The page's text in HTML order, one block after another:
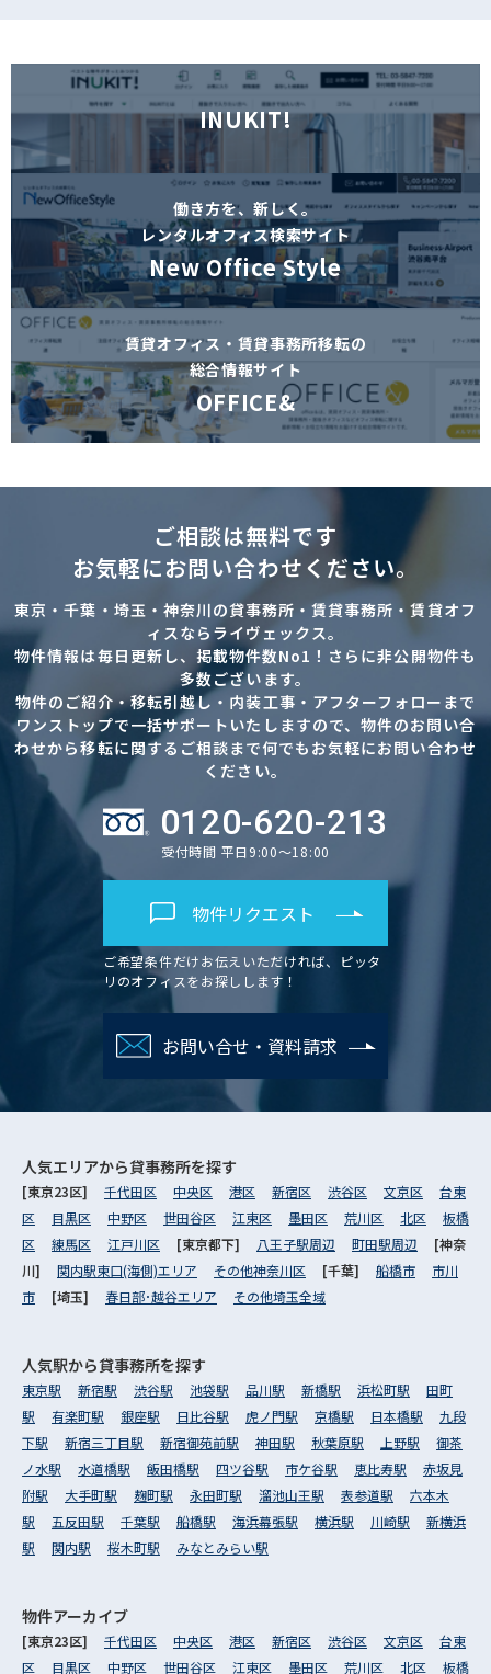
INUKIT!
働き方を、新しく。
レンタルオフィス検索サイト
New Office Style
賃貸オフィス・賃貸事務所移転の
総合情報サイト
OFFICE&
ご相談は無料です
お気軽にお問い合わせください。
東京・千葉・埼玉・神奈川の貸事務所・賃貸事務所・賃貸オフ
ィスならライヴェックス。
物件情報は毎日更新し、掲載物件数No1！さらに非公開物件も
多数ございます。
物件のご紹介・移転引越し・内装工事・アフターフォローまで
ワンストップで一括サポートいたしますので、物件のお問い合
わせから移転に関するご相談まで何でもお気軽にお問い合わせ
ください。
0120-620-213
受付時間 平日9:00～18:00
物件リクエスト
ご希望条件だけお伝えいただければ、ピッタ
リのオフィスをお探しします！
お問い合せ・資料請求
人気エリアから貸事務所を探す
[東京23区] 千代田区 中央区 港区 新宿区 渋谷区 文京区
台東
区
目黒区 中野区 世田谷区 江東区 墨田区 荒川区 北区
板橋
区
練馬区 江戸川区 [東京都下] 八王子駅周辺 町田駅周辺
[神奈
川] 関内駅東口(海側)エリア その他神奈川区 [千葉] 船橋市
市川
市
[埼玉] 春日部･越谷エリア その他埼玉全域
人気駅から貸事務所を探す
東京駅 新宿駅 渋谷駅 池袋駅 品川駅 新橋駅 浜松町駅
田町
駅
有楽町駅 銀座駅 日比谷駅 虎ノ門駅 京橋駅 日本橋駅
九段
下駅
新宿三丁目駅 新宿御苑前駅 神田駅 秋葉原駅 上野駅
御茶
ノ水駅
水道橋駅 飯田橋駅 四ツ谷駅 市ケ谷駅 恵比寿駅
赤坂見
附駅
大手町駅 麹町駅 永田町駅 溜池山王駅 表参道駅
六本木
駅
五反田駅 千葉駅 船橋駅 海浜幕張駅 横浜駅 川崎駅
新横浜
駅
関内駅 桜木町駅 みなとみらい駅
物件アーカイブ
[東京23区] 千代田区 中央区 港区 新宿区 渋谷区 文京区
台東
区
目黒区 中野区 世田谷区 江東区 墨田区 荒川区 北区 板橋